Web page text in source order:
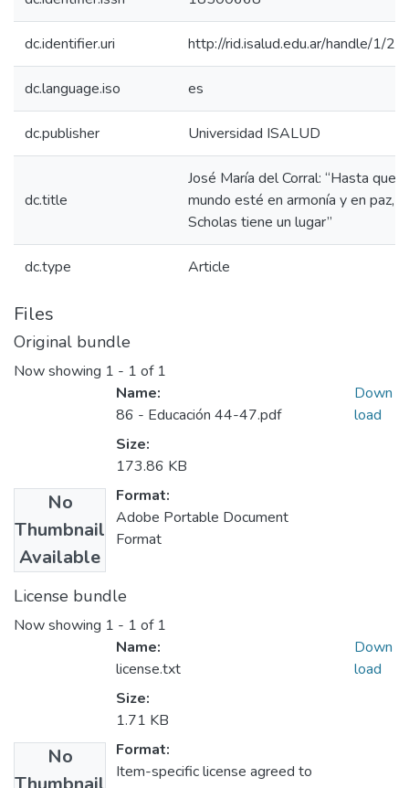
dc.identifier.uri http://rid.isalud.edu.ar/handle/1/
dc.language.iso es
dc.publisher Universidad ISALUD
dc.title
José María del Corral: “Hasta que
mundo esté en armonía y en paz,
Scholas tiene un lugar”
dc.type Article
Files
Original bundle
Now showing 1 - 1 of 1
No
Thumbnail
Available
Name:
86 - Educación 44-47.pdf
Size:
173.86 KB
Format:
Adobe Portable Document
Format
Down
load
License bundle
Now showing 1 - 1 of 1
No
Name:
license.txt
Size:
1.71 KB
Format:
Item-specific license agreed to
Down
load